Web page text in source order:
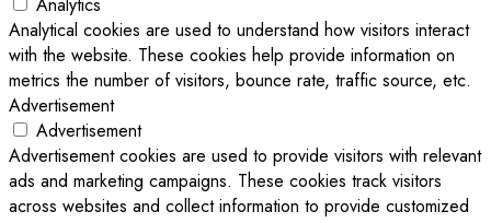
Analytical cookies are used to understand how visitors interact
with the website. These cookies help provide information on
metrics the number of visitors, bounce rate, traffic source, etc.
Advertisement
Advertisement
Advertisement cookies are used to provide visitors with relevant
ads and marketing campaigns. These cookies track visitors
across websites and collect information to provide customized